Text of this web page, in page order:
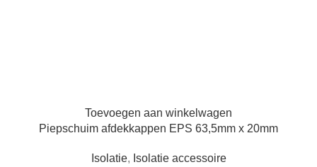
Toevoegen aan winkelwagen
Piepschuim afdekkappen EPS 63,5mm x 20mm
Isolatie, Isolatie accessoire